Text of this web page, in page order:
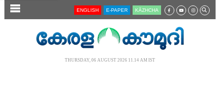
SECTIONS ENGLISH E-PAPER KĀZHCHA
THURSDAY, 06 AUGUST 2026 11.14 AM IST